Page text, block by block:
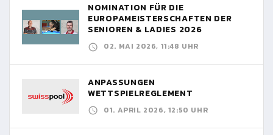
NOMINATION FÜR DIE
EUROPAMEISTERSCHAFTEN DER
SENIOREN & LADIES 2026
02. MAI 2026, 11:48 UHR
ANPASSUNGEN
WETTSPIELREGLEMENT
01. APRIL 2026, 12:50 UHR